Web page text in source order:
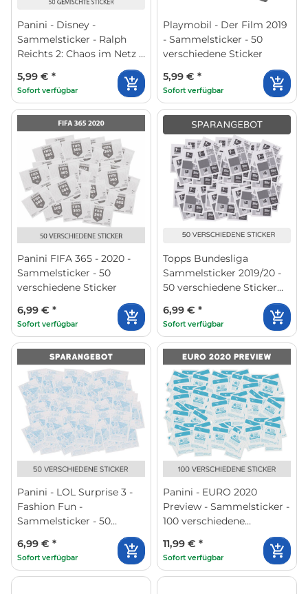
Panini - Disney -
Sammelsticker - Ralph
Reichts 2: Chaos im Netz -
5,99 € *
Sofort verfügbar
Playmobil - Der Film 2019
- Sammelsticker - 50
verschiedene Sticker
5,99 € *
Sofort verfügbar
Panini FIFA 365 - 2020 -
Sammelsticker - 50
verschiedene Sticker
6,99 € *
Sofort verfügbar
Topps Bundesliga
Sammelsticker 2019/20 -
50 verschiedene Sticker
6,99 € *
Sofort verfügbar
Panini - LOL Surprise 3 -
Fashion Fun -
Sammelsticker - 50
6,99 € *
Sofort verfügbar
Panini - EURO 2020
Preview - Sammelsticker -
100 verschiedene
Sticker(zufällige Auswahl)
11,99 € *
Sofort verfügbar